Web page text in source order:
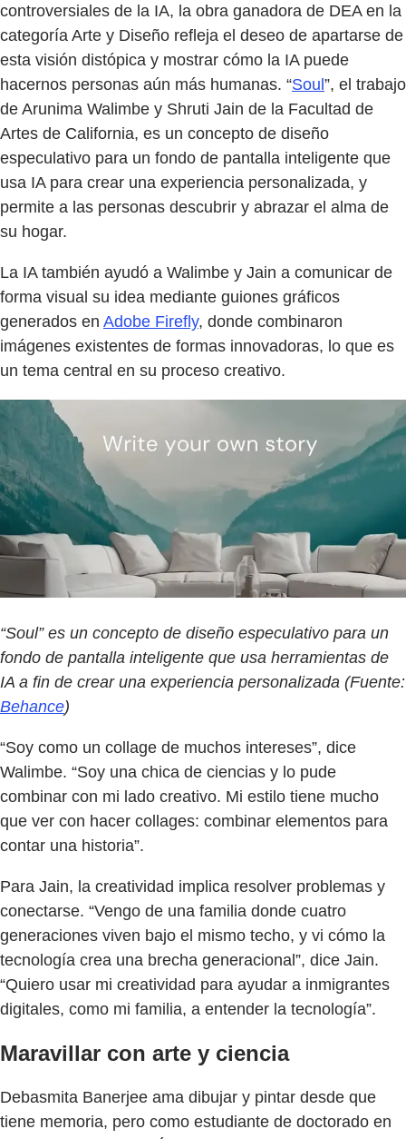
controversiales de la IA, la obra ganadora de DEA en la
categoría Arte y Diseño refleja el deseo de apartarse de
esta visión distópica y mostrar cómo la IA puede
hacernos personas aún más humanas. “Soul”, el trabajo
de Arunima Walimbe y Shruti Jain de la Facultad de
Artes de California, es un concepto de diseño
especulativo para un fondo de pantalla inteligente que
usa IA para crear una experiencia personalizada, y
permite a las personas descubrir y abrazar el alma de
su hogar.
La IA también ayudó a Walimbe y Jain a comunicar de
forma visual su idea mediante guiones gráficos
generados en Adobe Firefly, donde combinaron
imágenes existentes de formas innovadoras, lo que es
un tema central en su proceso creativo.
“Soul” es un concepto de diseño especulativo para un
fondo de pantalla inteligente que usa herramientas de
IA a fin de crear una experiencia personalizada (Fuente:
Behance)
“Soy como un collage de muchos intereses”, dice
Walimbe. “Soy una chica de ciencias y lo pude
combinar con mi lado creativo. Mi estilo tiene mucho
que ver con hacer collages: combinar elementos para
contar una historia”.
Para Jain, la creatividad implica resolver problemas y
conectarse. “Vengo de una familia donde cuatro
generaciones viven bajo el mismo techo, y vi cómo la
tecnología crea una brecha generacional”, dice Jain.
“Quiero usar mi creatividad para ayudar a inmigrantes
digitales, como mi familia, a entender la tecnología”.
Maravillar con arte y ciencia
Debasmita Banerjee ama dibujar y pintar desde que
tiene memoria, pero como estudiante de doctorado en